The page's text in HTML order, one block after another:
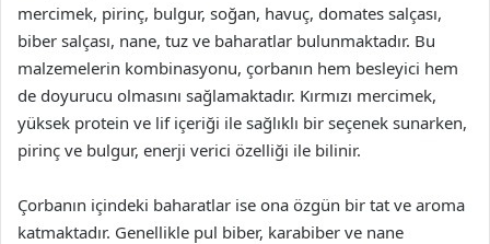
mercimek, pirinç, bulgur, soğan, havuç, domates salçası,
biber salçası, nane, tuz ve baharatlar bulunmaktadır. Bu
malzemelerin kombinasyonu, çorbanın hem besleyici hem
de doyurucu olmasını sağlamaktadır. Kırmızı mercimek,
yüksek protein ve lif içeriği ile sağlıklı bir seçenek sunarken,
pirinç ve bulgur, enerji verici özelliği ile bilinir.
Çorbanın içindeki baharatlar ise ona özgün bir tat ve aroma
katmaktadır. Genellikle pul biber, karabiber ve nane